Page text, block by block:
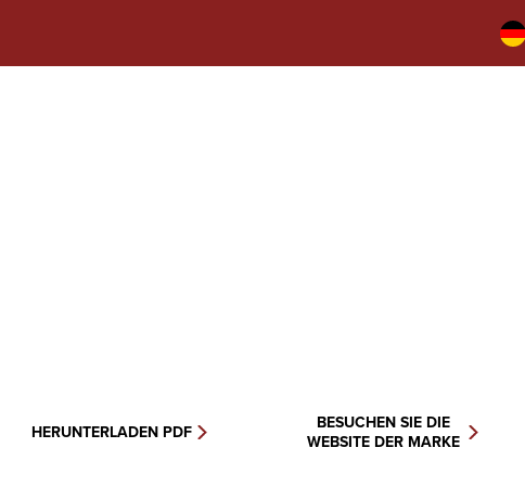
HERUNTERLADEN PDF
BESUCHEN SIE DIE
WEBSITE DER MARKE